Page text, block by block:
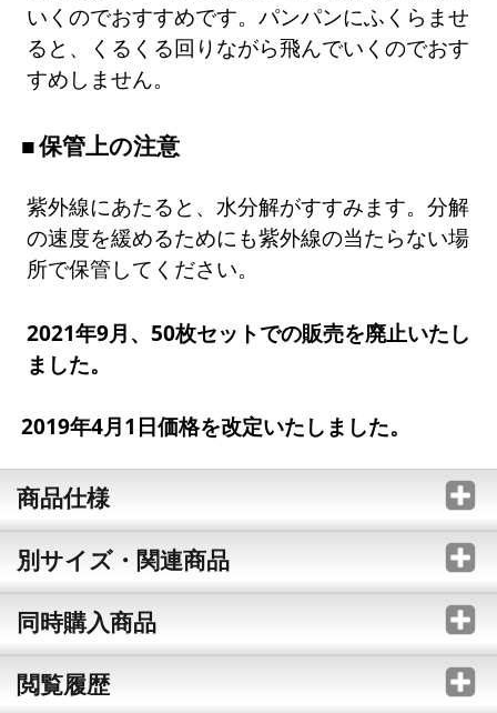
いくのでおすすめです。パンパンにふくらませ
ると、くるくる回りながら飛んでいくのでおす
すめしません。
保管上の注意
紫外線にあたると、水分解がすすみます。分解
の速度を緩めるためにも紫外線の当たらない場
所で保管してください。
2021年9月、50枚セットでの販売を廃止いたし
ました。
2019年4月1日価格を改定いたしました。
商品仕様
別サイズ・関連商品
同時購入商品
閲覧履歴